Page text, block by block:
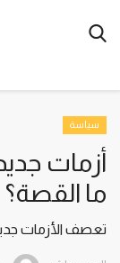
سياسة
أزمات
ما القصة؟
تعصف الأزمات